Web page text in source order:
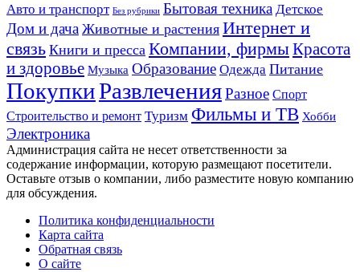
Авто и транспорт Без рубрики Бытовая техника Детское
Дом и дача Животные и растения Интернет и
связь Книги и пресса Компании, фирмыКрасота
и здоровье Музыка Образование Одежда Питание
ПокупкиРазвлеченияРазное Спорт
Строительство и ремонт Туризм Фильмы и ТВ Хобби
Электроника
Администрация сайта не несет ответственности за
содержание информации, которую размещают посетители.
Оставьте отзыв о компании, либо разместите новую компанию
для обсуждения.
Политика конфиденциальности
Карта сайта
Обратная связь
О сайте